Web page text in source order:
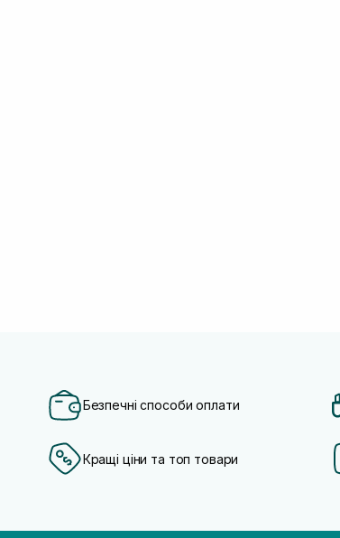
Безпечні способи оплати
Кращі ціни та топ товари